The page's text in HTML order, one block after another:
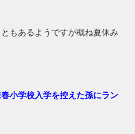
もあるようですが概ね夏休み
小学校入学を控えた孫にラン